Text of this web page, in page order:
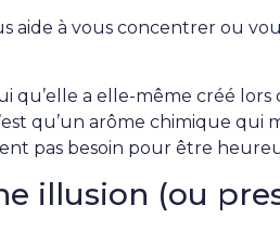
aide à vous concentrer ou
qu’elle a elle-même créé
qu’un arôme chimique qui
pas besoin pour être
illusion (ou